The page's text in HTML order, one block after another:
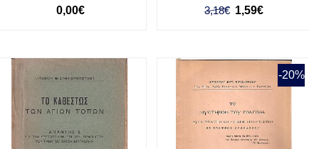
0,00€ 3,18€ 1,59€
-20%